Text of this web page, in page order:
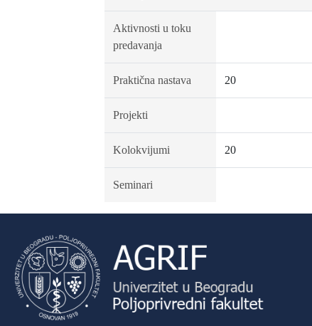
Aktivnosti u toku
predavanja
Praktična nastava 20
Projekti
Kolokvijumi 20
Seminari